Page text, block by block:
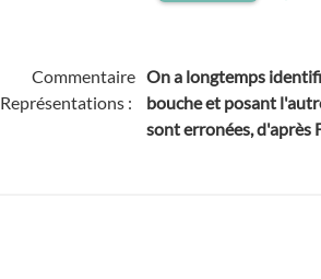
Commentaire
Représentations :
On a longtemps
bouche et posant
sont erronées, d'après